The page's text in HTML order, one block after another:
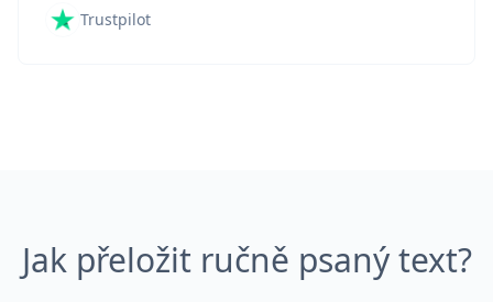
Trustpilot
Jak přeložit ručně psaný text?